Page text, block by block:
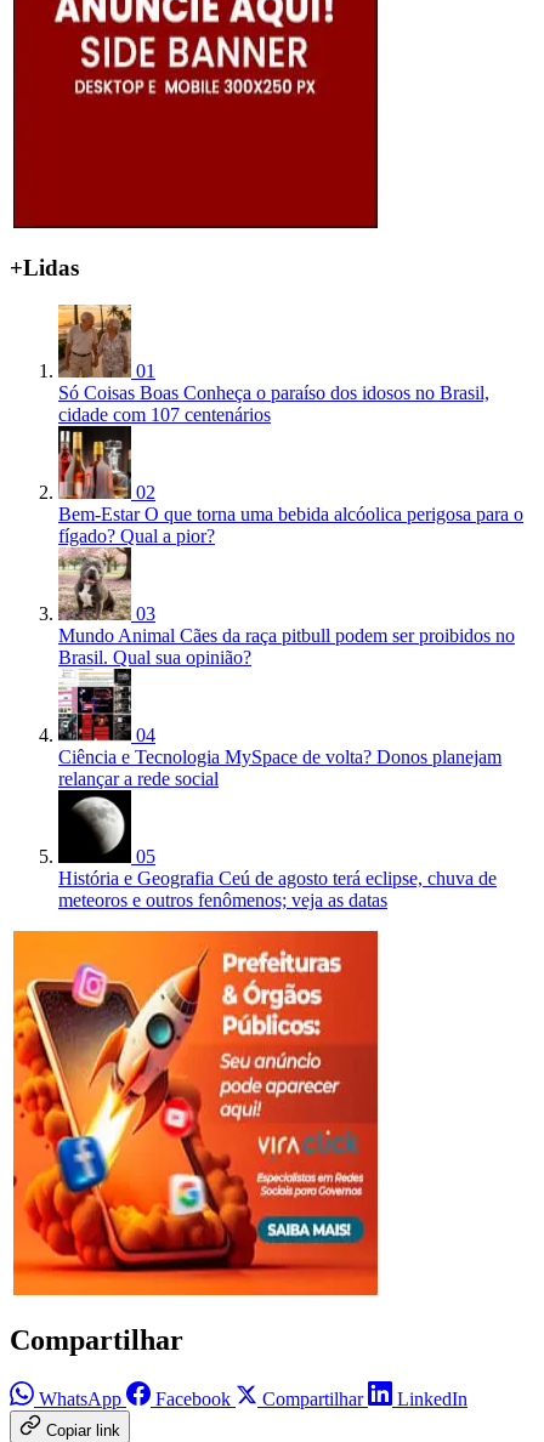
+Lidas
01
Só Coisas Boas Conheça o paraíso dos idosos no Brasil,
cidade com 107 centenários
02
Bem-Estar O que torna uma bebida alcóolica perigosa para o
fígado? Qual a pior?
03
Mundo Animal Cães da raça pitbull podem ser proibidos no
Brasil. Qual sua opinião?
04
Ciência e Tecnologia MySpace de volta? Donos planejam
relançar a rede social
05
História e Geografia Ceú de agosto terá eclipse, chuva de
meteoros e outros fenômenos; veja as datas
Compartilhar
WhatsApp Facebook Compartilhar LinkedIn
Copiar link